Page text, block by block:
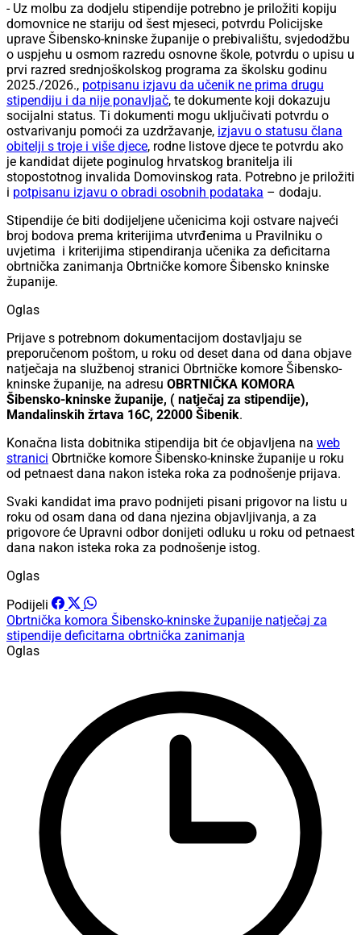
- Uz molbu za dodjelu stipendije potrebno je priložiti kopiju
domovnice ne stariju od šest mjeseci, potvrdu Policijske
uprave Šibensko-kninske županije o prebivalištu, svjedodžbu
o uspjehu u osmom razredu osnovne škole, potvrdu o upisu u
prvi razred srednjoškolskog programa za školsku godinu
2025./2026., potpisanu izjavu da učenik ne prima drugu
stipendiju i da nije ponavljač, te dokumente koji dokazuju
socijalni status. Ti dokumenti mogu uključivati potvrdu o
ostvarivanju pomoći za uzdržavanje, izjavu o statusu člana
obitelji s troje i više djece, rodne listove djece te potvrdu ako
je kandidat dijete poginulog hrvatskog branitelja ili
stopostotnog invalida Domovinskog rata. Potrebno je priložiti
i potpisanu izjavu o obradi osobnih podataka – dodaju.
Stipendije će biti dodijeljene učenicima koji ostvare najveći
broj bodova prema kriterijima utvrđenima u Pravilniku o
uvjetima i kriterijima stipendiranja učenika za deficitarna
obrtnička zanimanja Obrtničke komore Šibensko kninske
županije.
Oglas
Prijave s potrebnom dokumentacijom dostavljaju se
preporučenom poštom, u roku od deset dana od dana objave
natječaja na službenoj stranici Obrtničke komore Šibensko-
kninske županije, na adresu OBRTNIČKA KOMORA
Šibensko-kninske županije, ( natječaj za stipendije),
Mandalinskih žrtava 16C, 22000 Šibenik.
Konačna lista dobitnika stipendija bit će objavljena na web
stranici Obrtničke komore Šibensko-kninske županije u roku
od petnaest dana nakon isteka roka za podnošenje prijava.
Svaki kandidat ima pravo podnijeti pisani prigovor na listu u
roku od osam dana od dana njezina objavljivanja, a za
prigovore će Upravni odbor donijeti odluku u roku od petnaest
dana nakon isteka roka za podnošenje istog.
Oglas
Podijeli
Obrtnička komora Šibensko-kninske županije natječaj za
stipendije deficitarna obrtnička zanimanja
Oglas